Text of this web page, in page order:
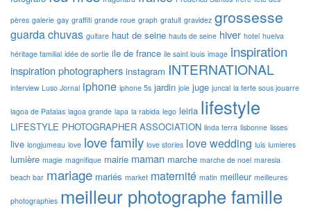
pères galerie gay graffiti grande roue graph gratuit gravidez grossesse
guarda chuvas guitare haut de seine hauts de seine hiver hotel huelva
héritage familial idée de sortie ile de france ile saint louis image inspiration
inspiration photographers instagram INTERNATIONAL
interview Luso Jornal iphone iphone 5s jardin joie juge juncal la ferte sous jouarre
lagoa de Pataias lagoa grande lapa la rabida lego leiria lifestyle
LIFESTYLE PHOTOGRAPHER ASSOCIATION linda terra lisbonne lisses
live longjumeau love love family love stories love wedding luis lumieres
lumière magie magnifique mairie maman marche marche de noel maresia
beach bar mariage mariés market maternité matin meilleur meilleures
photographies meilleur photographe famille